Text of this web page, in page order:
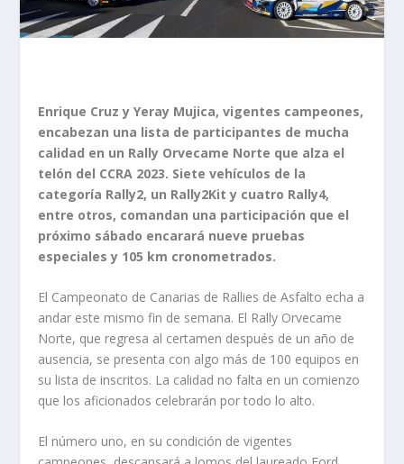
Enrique Cruz y Yeray Mujica, vigentes campeones,
encabezan una lista de participantes de mucha
calidad en un Rally Orvecame Norte que alza el
telón del CCRA 2023. Siete vehículos de la
categoría Rally2, un Rally2Kit y cuatro Rally4,
entre otros, comandan una participación que el
próximo sábado encarará nueve pruebas
especiales y 105 km cronometrados.
El Campeonato de Canarias de Rallies de Asfalto echa a
andar este mismo fin de semana. El Rally Orvecame
Norte, que regresa al certamen después de un año de
ausencia, se presenta con algo más de 100 equipos en
su lista de inscritos. La calidad no falta en un comienzo
que los aficionados celebrarán por todo lo alto.
El número uno, en su condición de vigentes